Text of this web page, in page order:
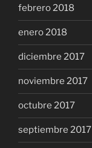
febrero 2018
enero 2018
diciembre 2017
noviembre 2017
octubre 2017
septiembre 2017